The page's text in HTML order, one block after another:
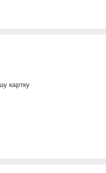
картку